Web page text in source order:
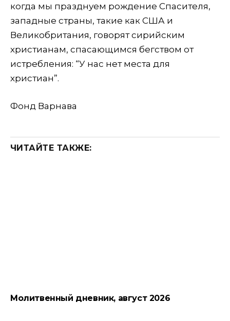
когда мы празднуем рождение Спасителя,
западные страны, такие как США и
Великобритания, говорят сирийским
христианам, спасающимся бегством от
истребления: “У нас нет места для
христиан”.
Фонд Варнава
ЧИТАЙТЕ ТАКЖЕ:
Молитвенный дневник, август 2026